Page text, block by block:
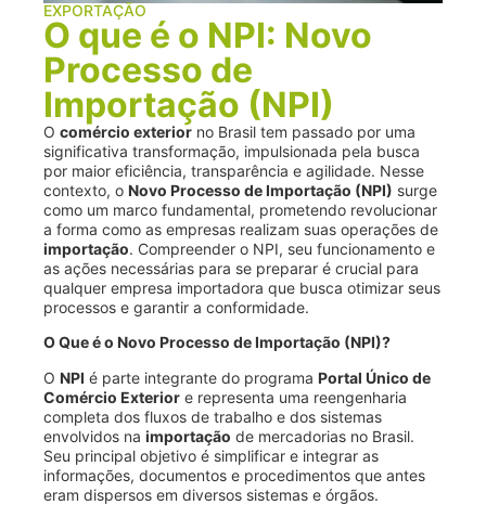
EXPORTAÇÃO
O que é o NPI: Novo
Processo de
Importação (NPI)
Ocomércio exterior no Brasil tem passado por uma
significativa transformação, impulsionada pela busca
por maior eficiência, transparência e agilidade. Nesse
contexto, oNovo Processo de Importação (NPI) surge
como um marco fundamental, prometendo revolucionar
a forma como as empresas realizam suas operações de
importação. Compreender o NPI, seu funcionamento e
as ações necessárias para se preparar é crucial para
qualquer empresa importadora que busca otimizar seus
processos e garantir a conformidade.
O Que é o Novo Processo de Importação (NPI)?
ONPI é parte integrante do programaPortal Único de
Comércio Exterior e representa uma reengenharia
completa dos fluxos de trabalho e dos sistemas
envolvidos naimportação de mercadorias no Brasil.
Seu principal objetivo é simplificar e integrar as
informações, documentos e procedimentos que antes
eram dispersos em diversos sistemas e órgãos.